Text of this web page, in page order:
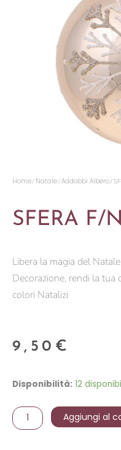
Home/ Natale/Addobbi Albero/
SFERA F/
Libera la magia del
Decorazione, rendi la tua
colori Natalizi
9,50 €
Disponibilità: 12
SFERA
12
CM
Aggiungi al